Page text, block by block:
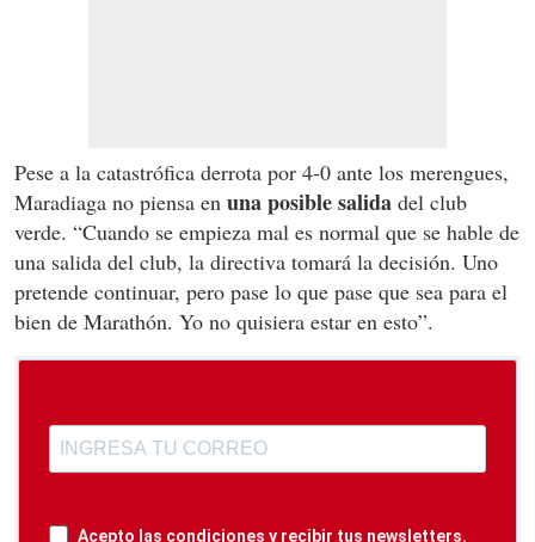
Pese a la catastrófica derrota por 4-0 ante los merengues,
Maradiaga no piensa en una posible salida del club
verde. “Cuando se empieza mal es normal que se hable de
una salida del club, la directiva tomará la decisión. Uno
pretende continuar, pero pase lo que pase que sea para el
bien de Marathón. Yo no quisiera estar en esto”.
Acepto las condiciones y recibir tus newsletters.